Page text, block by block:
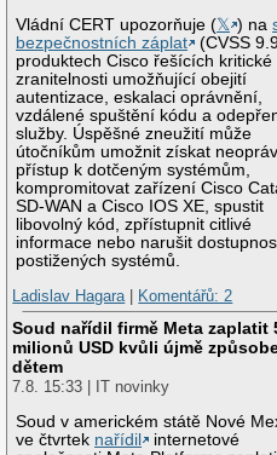
Vládní CERT upozorňuje (𝕏 ) na
bezpečnostních záplat
(CVSS
produktech Cisco řešících kritické
zranitelnosti umožňující obejití
autentizace, eskalaci oprávnění,
vzdálené spuštění kódu a
služby. Úspěšné zneužití může
útočníkům umožnit získat
přístup k dotčeným systémům,
kompromitovat zařízení Cisco
SD-WAN a Cisco IOS XE, spustit
libovolný kód, zpřístupnit citlivé
informace nebo narušit
postižených systémů.
Ladislav Hagara| Komentářů: 2
Soud nařídil firmě Meta zaplatit
milionů USD kvůli újmě
dětem
7.8. 15:33 | IT novinky
Soud v americkém státě Nové
ve čtvrtek nařídil
internetové